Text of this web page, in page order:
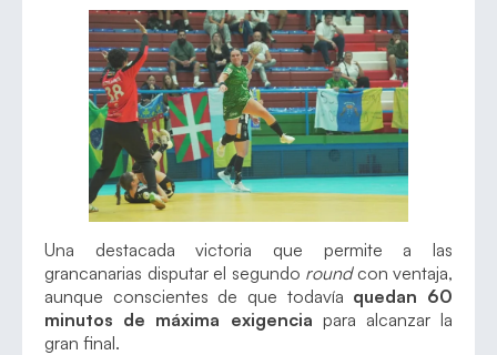
Una destacada victoria que permite a las
grancanarias disputar el segundo roundcon ventaja,
aunque conscientes de que todavía quedan 60
minutos de máxima exigencia para alcanzar la
gran final.